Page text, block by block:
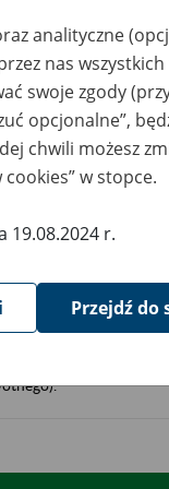
osobiście,
do jej
ZUS;
klient po
zdrowotnego
o zgłoszeniu
ubezpieczeń
analityczne
nas
swoje zgody
opcjonalne”,
chwili możesz
w stopce.
19.08.2024 r.
Przejdź do